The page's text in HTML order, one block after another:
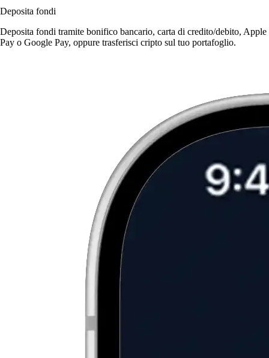
Deposita fondi
Deposita fondi tramite bonifico bancario, carta di credito/debito, Apple
Pay o Google Pay, oppure trasferisci cripto sul tuo portafoglio.